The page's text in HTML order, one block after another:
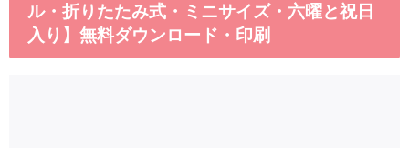
ル・折りたたみ式・ミニサイズ・六曜と祝日
入り】無料ダウンロード・印刷